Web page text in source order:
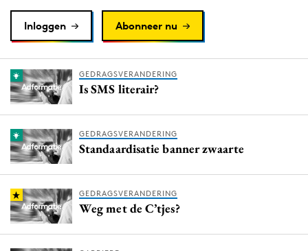
Purpose Marketing
Reputatie & crisis
Inloggen Abonneer nu
GEDRAGSVERANDERING
Is SMS literair?
GEDRAGSVERANDERING
Standaardisatie banner zwaarte
GEDRAGSVERANDERING
Weg met de C’tjes?